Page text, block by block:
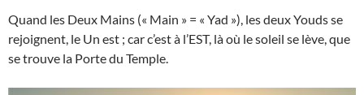
Quand les Deux Mains (« Main » = « Yad »), les deux Youds se
rejoignent, le Un est ; car c’est à l’EST, là où le soleil se lève, que
se trouve la Porte du Temple.